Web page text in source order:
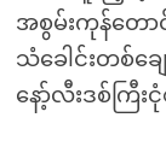
အစွမ်းကုန်တော
သံခေါင်းတစ်ခ
နော့်လီးဒစ်ကြီ